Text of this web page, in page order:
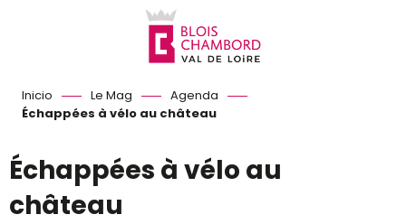
Inicio Le Mag
Agenda
Échappées à vélo au château
Échappées à vélo au
château